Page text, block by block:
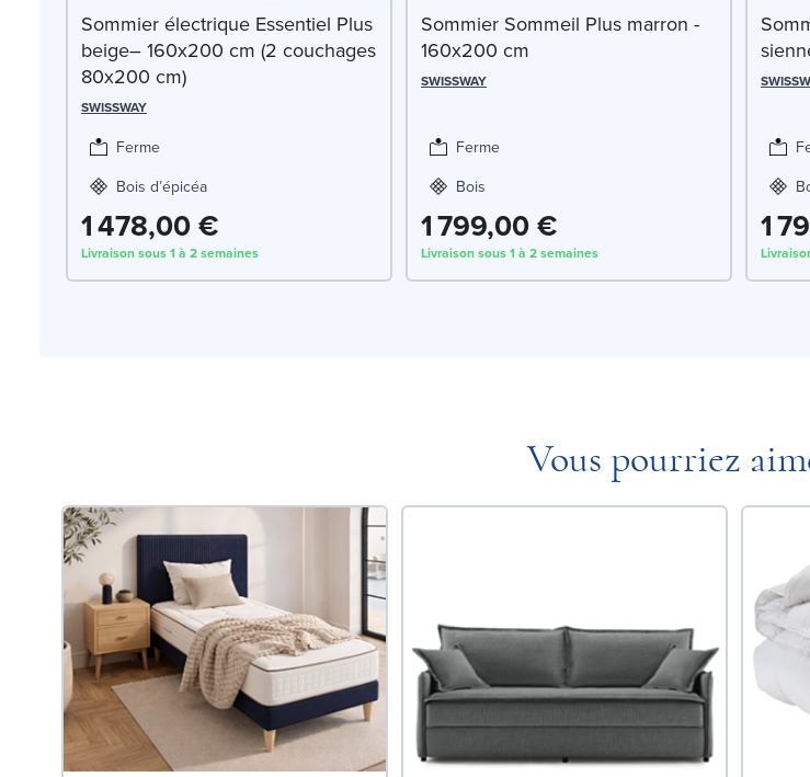
Sommier électrique Essentiel Plus
beige– 160x200 cm (2 couchages
80x200 cm)
SWISSWAY
Ferme
Bois d’épicéa
1 478,00 €
Livraison sous 1 à 2 semaines
Sommier Sommeil Plus marron -
160x200 cm
SWISSWAY
Ferme
Bois
1 799,00 €
Livraison sous 1 à 2 semaines
1
Vous pourriez